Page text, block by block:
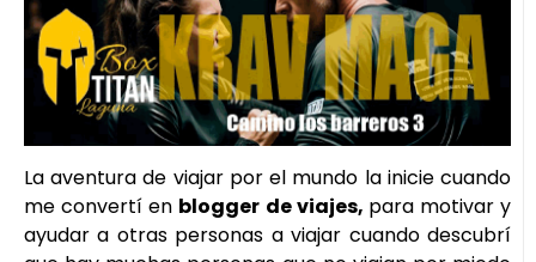
La aventura de viajar por el mundo la inicie cuando
me convertí en blogger de viajes, para motivar y
ayudar a otras personas a viajar cuando descubrí